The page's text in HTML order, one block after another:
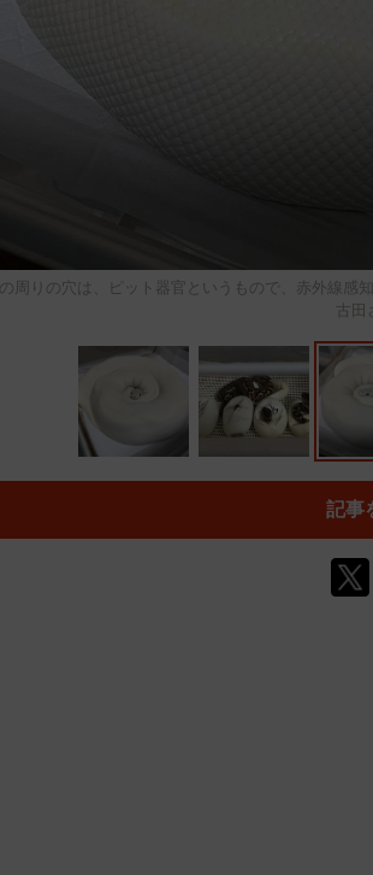
周りの穴は、ピット器官というもので、赤外線感
古田
記事